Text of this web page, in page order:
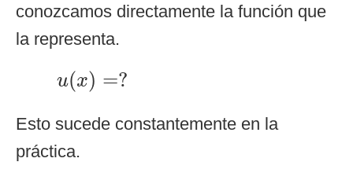
conozcamos directamente la función que
la representa.
u(x) =?
u( x) ?
Esto sucede constantemente en la
práctica.